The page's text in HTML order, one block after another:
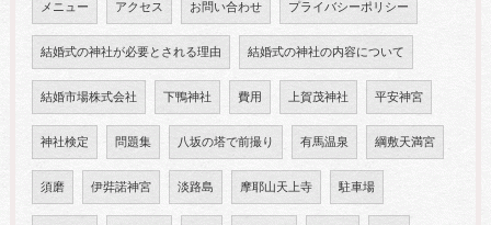
メニュー アクセス お問い合わせ プライバシーポリシー
結婚式の神社が必要とされる理由 結婚式の神社の内容について
結婚市場株式会社 下鴨神社 費用 上賀茂神社 平安神宮
神社検定 問題集 八坂の塔で前撮り 有馬温泉 綱敷天満宮
須磨 伊弉諾神宮 淡路島 摩耶山天上寺 駐車場